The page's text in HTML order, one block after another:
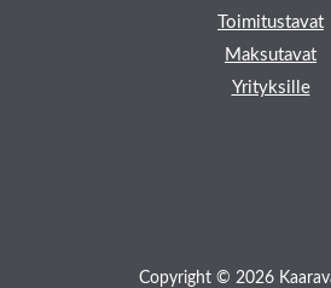
Toimitustavat
Maksutavat
Yrityksille
Copyright © 2026